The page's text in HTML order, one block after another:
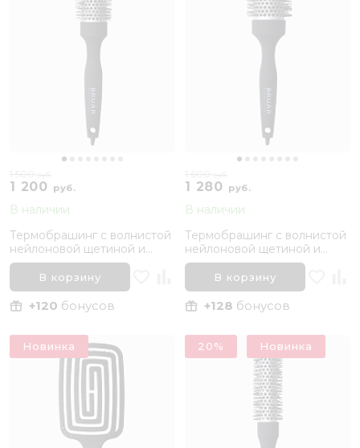
1 200 руб.
В наличии
Термобрашинг с волнистой
нейлоновой щетиной и
хвостиком BRUAR SILVER
THERMO, диаметр 33 мм
В корзину
+120 бонусов
1 280 руб.
В наличии
Термобрашинг с волнистой
нейлоновой щетиной и
хвостиком BRUAR SILVER
THERMO, диаметр 43 мм
В корзину
+128 бонусов
Новинка 20% Новинка